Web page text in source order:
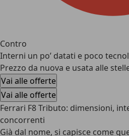
Contro
Interni un po’ datati e poco
Prezzo da nuova e usata alle
Vai alle offerte
Vai alle offerte
Ferrari F8 Tributo: dimensioni,
concorrenti
Già dal nome, si capisce come